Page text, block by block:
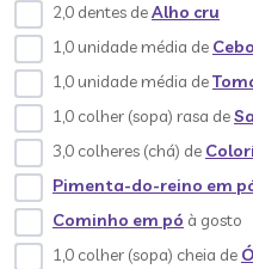
2,0 dentes deAlho cru
1,0 unidade média de
1,0 unidade média de
1,0 colher (sopa) rasa de
3,0 colheres (chá) de
Pimenta-do-reino em
Cominho em pó à gosto
1,0 colher (sopa) cheia de